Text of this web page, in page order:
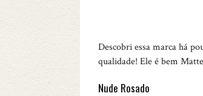
Descobri essa marca há
qualidade! Ele é bem
Nude Rosado